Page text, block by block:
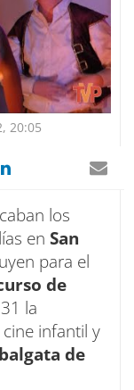
20:05
los
en San
para el
de
la
infantil y
de